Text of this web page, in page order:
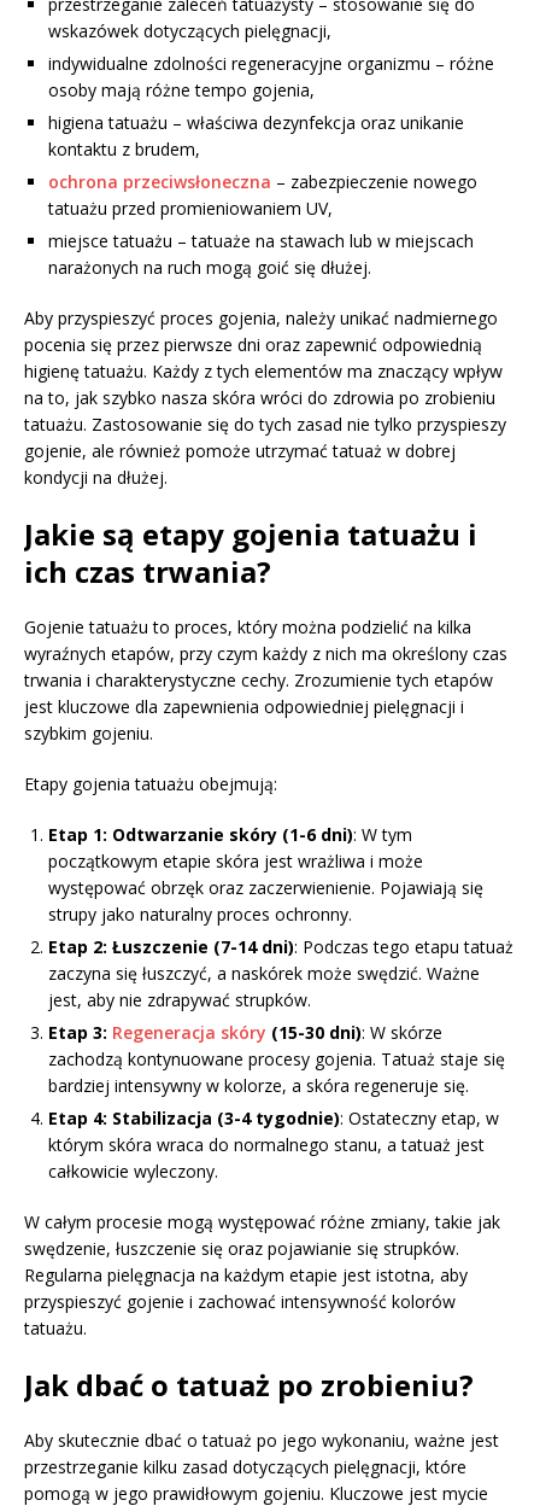
wskazówek dotyczących pielęgnacji,
indywidualne zdolności regeneracyjne organizmu – różne
osoby mają różne tempo gojenia,
higiena tatuażu – właściwa dezynfekcja oraz unikanie
kontaktu z brudem,
ochrona przeciwsłoneczna – zabezpieczenie nowego
tatuażu przed promieniowaniem UV,
miejsce tatuażu – tatuaże na stawach lub w miejscach
narażonych na ruch mogą goić się dłużej.
Aby przyspieszyć proces gojenia, należy unikać nadmiernego
pocenia się przez pierwsze dni oraz zapewnić odpowiednią
higienę tatuażu. Każdy z tych elementów ma znaczący wpływ
na to, jak szybko nasza skóra wróci do zdrowia po zrobieniu
tatuażu. Zastosowanie się do tych zasad nie tylko przyspieszy
gojenie, ale również pomoże utrzymać tatuaż w dobrej
kondycji na dłużej.
Jakie są etapy gojenia tatuażu i
ich czas trwania?
Gojenie tatuażu to proces, który można podzielić na kilka
wyraźnych etapów, przy czym każdy z nich ma określony czas
trwania i charakterystyczne cechy. Zrozumienie tych etapów
jest kluczowe dla zapewnienia odpowiedniej pielęgnacji i
szybkim gojeniu.
Etapy gojenia tatuażu obejmują:
Etap 1: Odtwarzanie skóry (1-6 dni): W tym
początkowym etapie skóra jest wrażliwa i może
występować obrzęk oraz zaczerwienienie. Pojawiają się
strupy jako naturalny proces ochronny.
Etap 2: Łuszczenie (7-14 dni): Podczas tego etapu tatuaż
zaczyna się łuszczyć, a naskórek może swędzić. Ważne
jest, aby nie zdrapywać strupków.
Etap 3: Regeneracja skóry (15-30 dni): W skórze
zachodzą kontynuowane procesy gojenia. Tatuaż staje się
bardziej intensywny w kolorze, a skóra regeneruje się.
Etap 4: Stabilizacja (3-4 tygodnie): Ostateczny etap, w
którym skóra wraca do normalnego stanu, a tatuaż jest
całkowicie wyleczony.
W całym procesie mogą występować różne zmiany, takie jak
swędzenie, łuszczenie się oraz pojawianie się strupków.
Regularna pielęgnacja na każdym etapie jest istotna, aby
przyspieszyć gojenie i zachować intensywność kolorów
tatuażu.
Jak dbać o tatuaż po zrobieniu?
Aby skutecznie dbać o tatuaż po jego wykonaniu, ważne jest
przestrzeganie kilku zasad dotyczących pielęgnacji, które
pomogą w jego prawidłowym gojeniu. Kluczowe jest mycie